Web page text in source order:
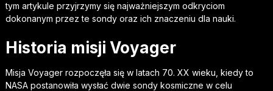
tym artykule przyjrzymy się najważniejszym odkryciom
dokonanym przez te sondy oraz ich znaczeniu dla nauki.
Historia misji Voyager
Misja Voyager rozpoczęła się w latach 70. XX wieku, kiedy to
NASA postanowiła wysłać dwie sondy kosmiczne w celu